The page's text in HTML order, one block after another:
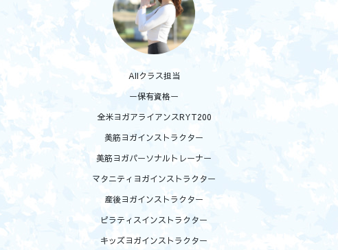
AIIクラス担当
ー保有資格ー
全米ヨガアライアンスRYT200
美筋ヨガインストラクター
美筋ヨガパーソナルトレーナー
マタニティヨガインストラクター
産後ヨガインストラクター
ピラティスインストラクター
キッズヨガインストラクター